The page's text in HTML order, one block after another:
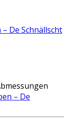
De Schnällscht
– De